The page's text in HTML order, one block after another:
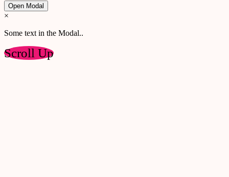
Open Modal
×
Some text in the Modal..
Scroll Up